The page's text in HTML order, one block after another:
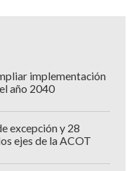
implementación
año 2040
excepción y 28
ejes de la ACOT